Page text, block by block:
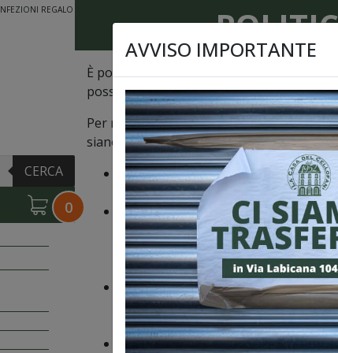
REGALO
CERCA
0
È possibile recedere dal contratto entro
possibile cambiare il prodotto scelto con
Per recedere dal contratto è necessario
siano interamente rispettate le seguenti
il Modulo di reso deve essere
lavorativi dal ricevimento dei prodotti;
La Casa del Cellofan s.r.l.invierà
In caso il cliente decida di
a suo carico le spese di
prodotti;
il prodotto/i devono essere
effettuata oltre i 3 giorni dalla
considerazione e non si avrà diritto
una volta ricevuto il materialeLa
AVVISO IMPORTANTE